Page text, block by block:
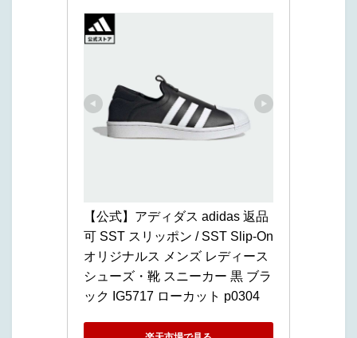
【公式】アディダス adidas 返品
可 SST スリッポン / SST Slip-On
オリジナルス メンズ レディース
シューズ・靴 スニーカー 黒 ブラ
ック IG5717 ローカット p0304